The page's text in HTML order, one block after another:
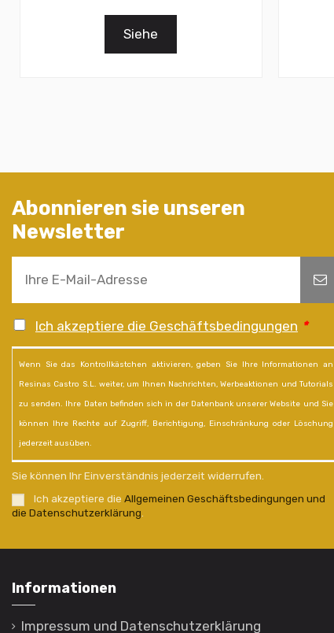
Siehe
Abonnieren sie unseren
Newsletter
Ich akzeptiere die Geschäftsbedingungen *
Wenn Sie das Kontrollkästchen aktivieren, geben Sie Ihre Informationen an
Resinas Castro S.L. weiter, um Ihnen Nachrichten, Werbeaktionen und Tutorials
zu senden. Ihre Daten befinden sich in der Datenbank unserer Website und Sie
können Ihre Rechte auf Zugriff, Berichtigung, Einschränkung oder Löschung
jederzeit ausüben.
Sie können Ihr Einverständnis jederzeit widerrufen.
Ich akzeptiere die Allgemeinen Geschäftsbedingungen und
die Datenschutzerklärung
Informationen
Impressum und Datenschutzerklärung